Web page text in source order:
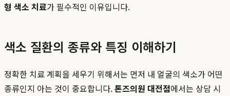
형 색소 치료가 필수적인 이유입니다.
색소 질환의 종류와 특징 이해하기
정확한 치료 계획을 세우기 위해서는 먼저 내 얼굴의 색소가 어떤
종류인지 아는 것이 중요합니다.톤즈의원 대전점에서는 상담 시